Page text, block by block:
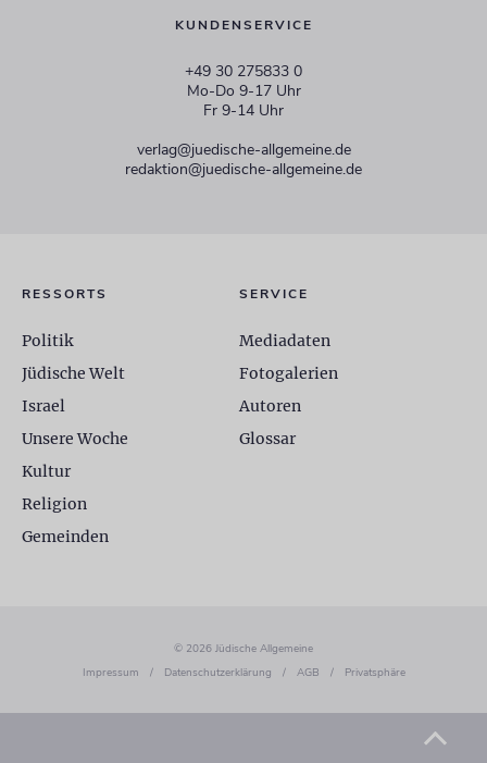
KUNDENSERVICE
+49 30 275833 0
Mo-Do 9-17 Uhr
Fr 9-14 Uhr
verlag@juedische-allgemeine.de
redaktion@juedische-allgemeine.de
RESSORTS
Politik
Jüdische Welt
Israel
Unsere Woche
Kultur
Religion
Gemeinden
SERVICE
Mediadaten
Fotogalerien
Autoren
Glossar
© 2026 Jüdische Allgemeine
Impressum
/ Datenschutzerklärung / AGB / Privatsphäre